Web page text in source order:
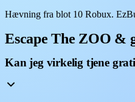
Hævning fra blot 10 Robux.
Escape The ZOO &
Kan jeg virkelig tjene